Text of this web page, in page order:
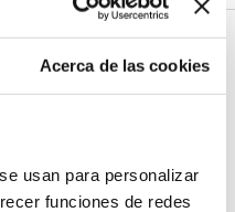
Acerca de las cookies
usan para personalizar
funciones de redes
en